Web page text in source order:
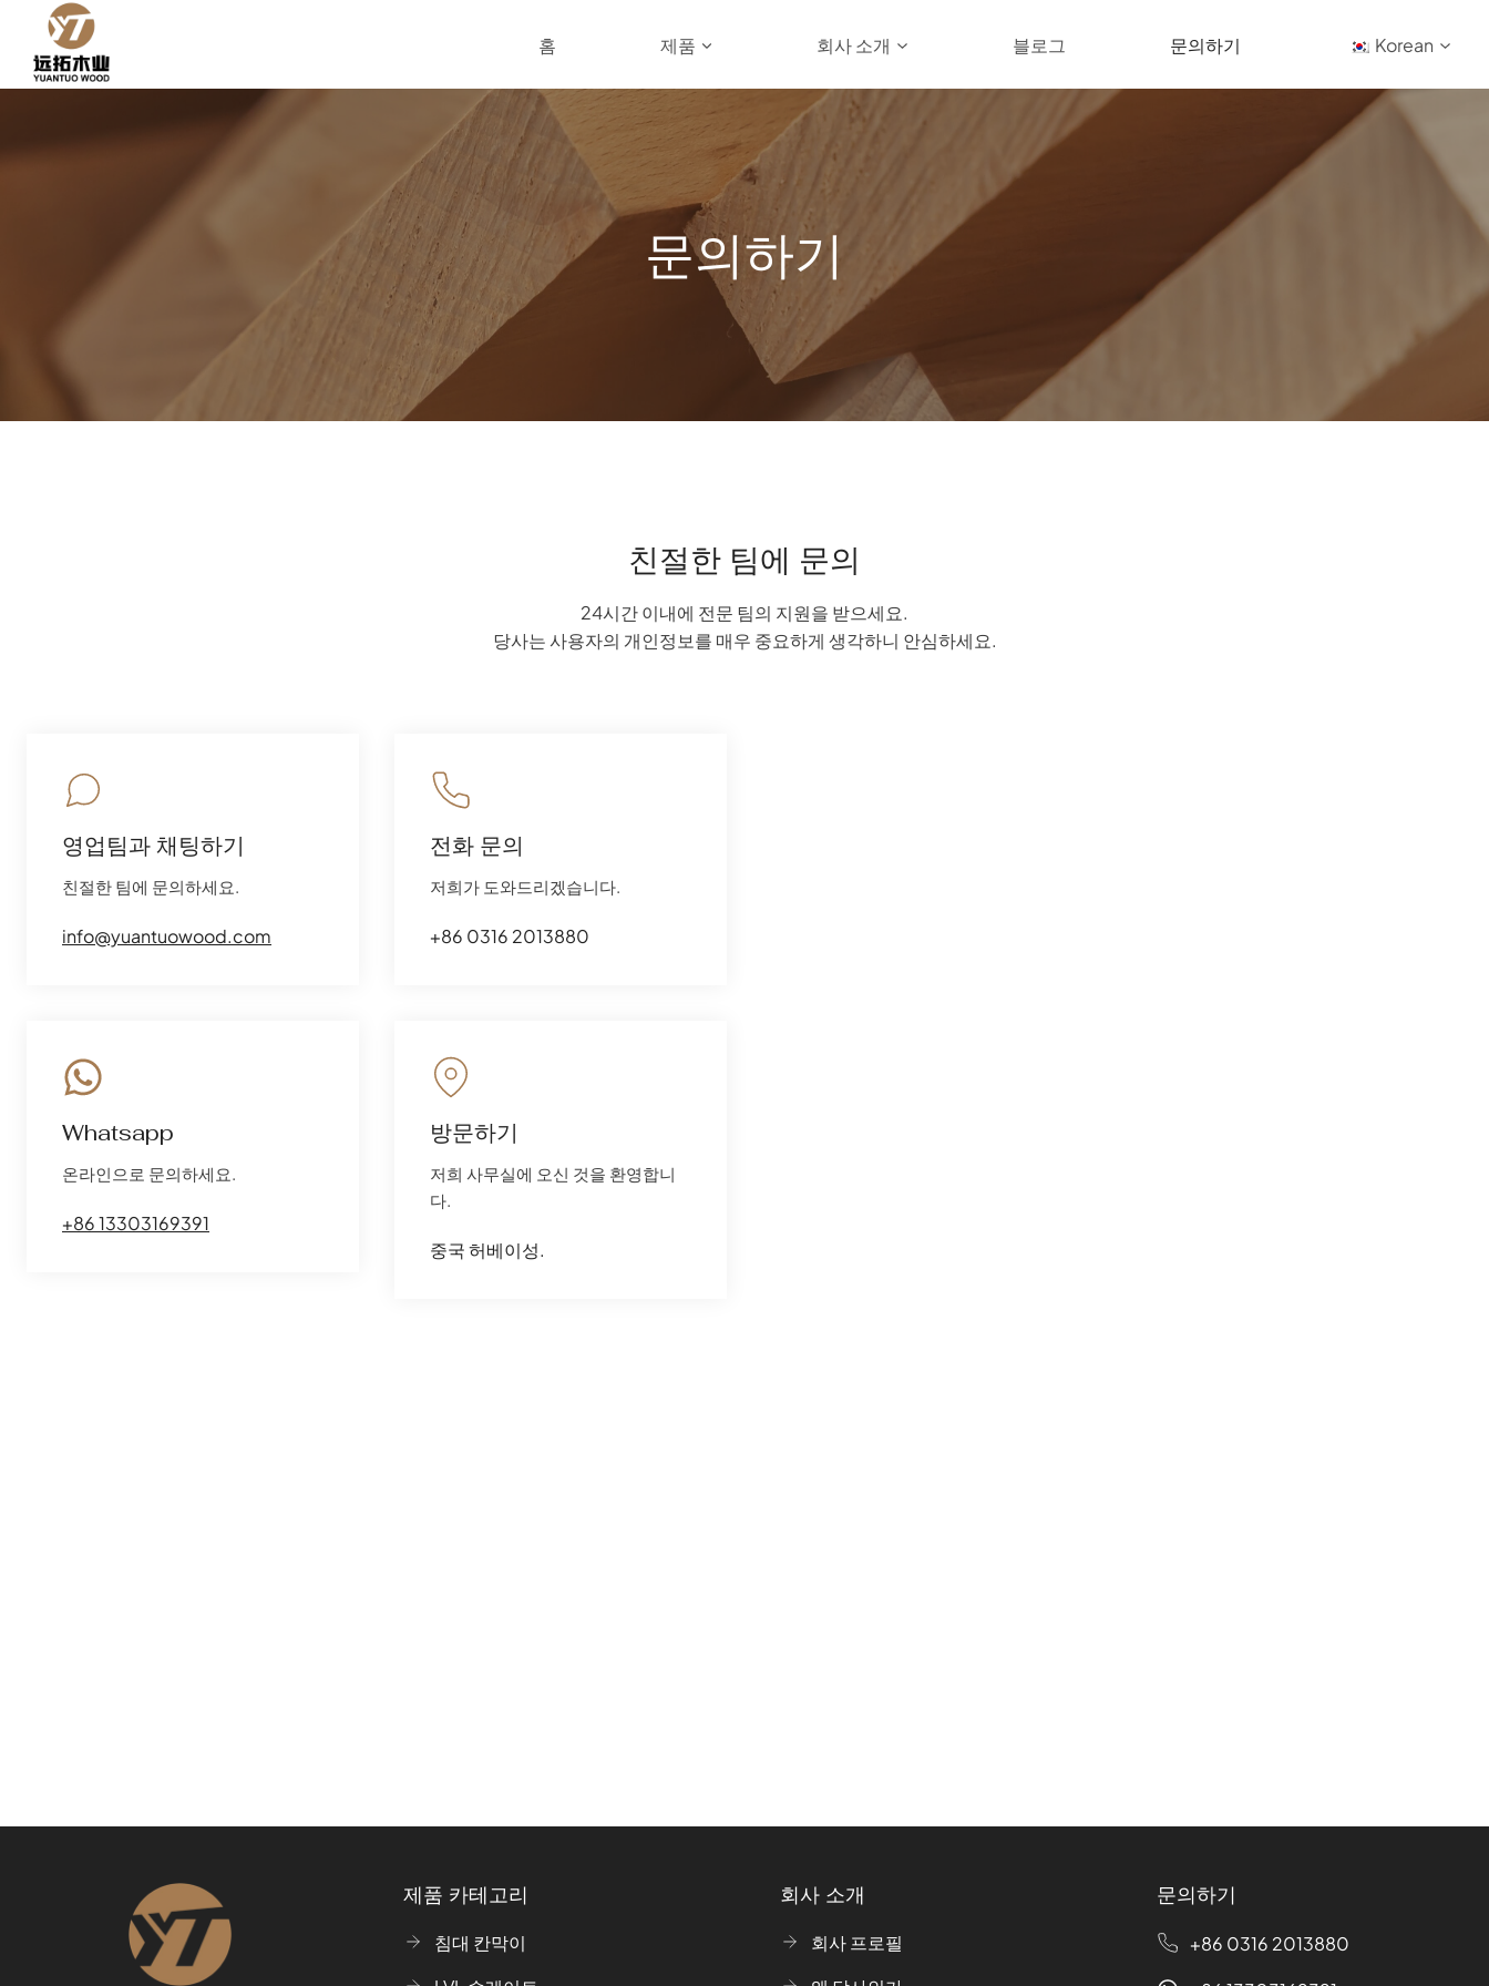
로
홈 제품 회사 소개 블로그 문의하기 Korean
문의하기
친절한 팀에 문의
24시간 이내에 전문 팀의 지원을 받으세요.
당사는 사용자의 개인정보를 매우 중요하게 생각하니 안심하세요.
영업팀과 채팅하기
친절한 팀에 문의하세요.
info@yuantuowood.com
전화 문의
저희가 도와드리겠습니다.
+86 0316 2013880
Whatsapp
온라인으로 문의하세요.
+86 13303169391
방문하기
저희 사무실에 오신 것을 환영합니
다.
중국 허베이성.
제품 카테고리
침대 칸막이
회사 소개
회사 프로필
문의하기
+86 0316 2013880